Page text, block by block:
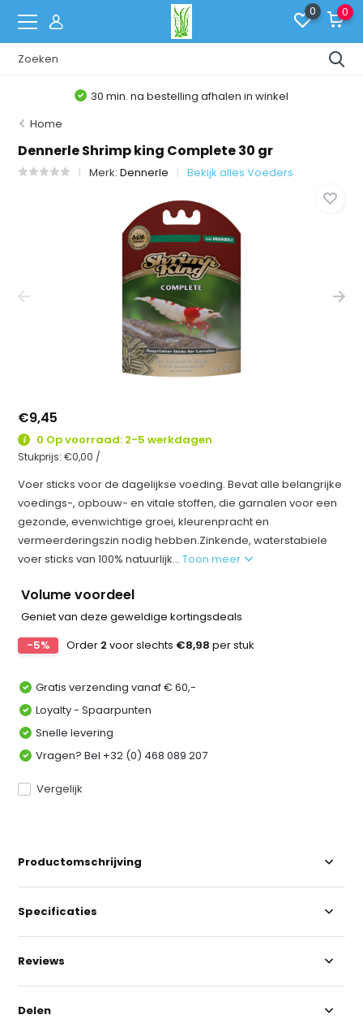
0 0
30 min. na bestelling afhalen in winkel
Home
Dennerle Shrimp king Complete 30 gr
Merk:Dennerle Bekijk alles Voeders
€9,45
0 Op voorraad: 2-5 werkdagen
Stukprijs:€0,00 /
Voer sticks voor de dagelijkse voeding. Bevat alle belangrijke
voedings-, opbouw- en vitale stoffen, die garnalen voor een
gezonde, evenwichtige groei, kleurenpracht en
vermeerderingszin nodig hebben.Zinkende, waterstabiele
voer sticks van 100% natuurlijk...Toon meer
Volume voordeel
Geniet van deze geweldige kortingsdeals
-5%
Order 2 voor slechts €8,98 per stuk
Gratis verzending vanaf € 60,-
Loyalty - Spaarpunten
Snelle levering
Vragen? Bel +32 (0) 468 089 207
Vergelijk
Productomschrijving
Specificaties
Reviews
Delen